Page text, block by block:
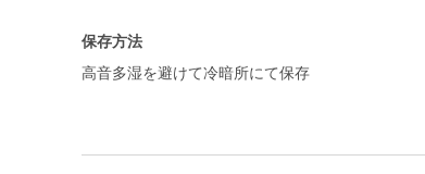
保存方法
高音多湿を避けて冷暗所にて保存